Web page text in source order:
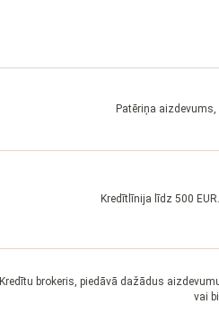
Patēriņa
Kredītlīnija līdz 500
Kredītu brokeris, piedāvā dažādus
vai